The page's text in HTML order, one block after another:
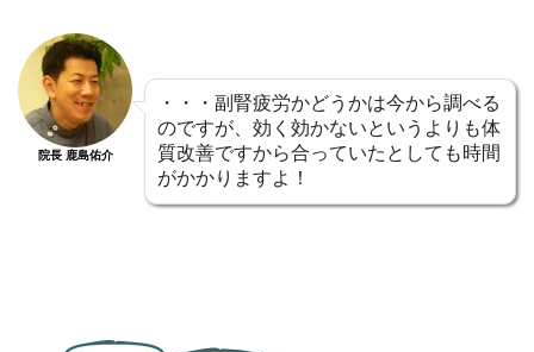
院長 鹿島佑介
・・・副腎疲労かどうかは今から調べる
のですが、効く効かないというよりも体
質改善ですから合っていたとしても時間
がかかりますよ！